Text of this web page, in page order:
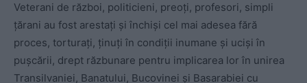
Veterani de război, politicieni, preoți, profesori, simpli
țărani au fost arestați și închiși cel mai adesea fără
proces, torturați, ținuți în condiții inumane și uciși în
pușcării, drept răzbunare pentru implicarea lor în unirea
Transilvaniei, Banatului, Bucovinei și Basarabiei cu